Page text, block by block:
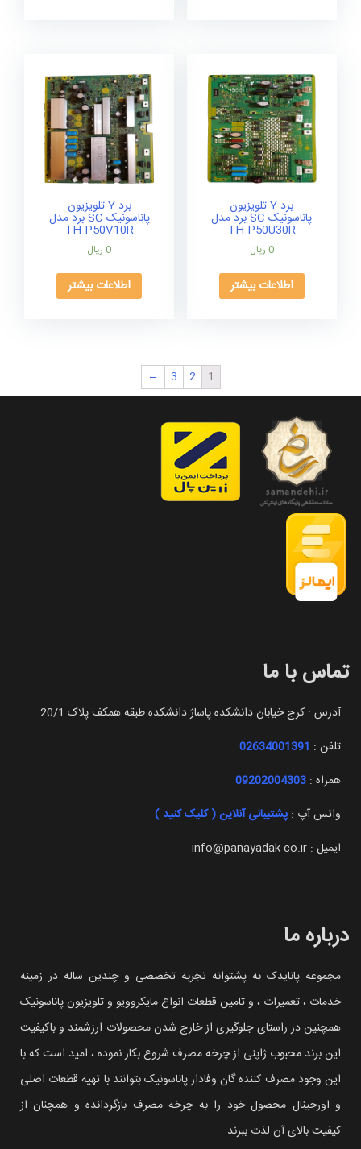
برد Y تلویزیون
پاناسونیک SC برد مدل
TH-P50U30R
0 ریال
اطلاعات بیشتر
برد Y تلویزیون
پاناسونیک SC برد مدل
TH-P50V10R
0 ریال
اطلاعات بیشتر
1
2
3
←
تماس با ما
آدرس : کرج خیابان دانشکده پاساژ دانشکده طبقه همکف پلاک 20/1
تلفن : 02634001391
همراه : 09202004303
واتس آپ : پشتیبانی آنلاین ( کلیک کنید )
ایمیل : info@panayadak-co.ir
درباره ما
مجموعه پانایدک به پشتوانه تجربه تخصصی و چندین ساله در زمینه
خدمات ، تعمیرات ، و تامین قطعات انواع مایکروویو و تلویزیون پاناسونیک
همچنین در راستای جلوگیری از خارج شدن محصولات ارزشمند و باکیفیت
این برند محبوب ژاپنی از چرخه مصرف شروع بکار نموده ، امید است که با
این وجود مصرف کننده گان وفادار پاناسونیک بتوانند با تهیه قطعات اصلی
و اورجینال محصول خود را به چرخه مصرف بازگردانده و همچنان از
کیفیت بالای آن لذت ببرند.